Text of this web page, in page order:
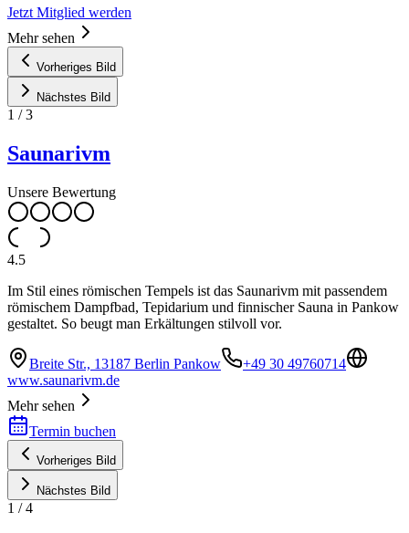
Jetzt Mitglied werden
Mehr sehen
Vorheriges Bild
Nächstes Bild
1 /3
Saunarivm
Unsere Bewertung
4.5
Im Stil eines römischen Tempels ist das Saunarivm mit passendem
römischem Dampfbad, Tepidarium und finnischer Sauna in Pankow
gestaltet. So beugt man Erkältungen stilvoll vor.
Breite Str., 13187 Berlin Pankow
+49 30 49760714
www.saunarivm.de
Mehr sehen
Termin buchen
Vorheriges Bild
Nächstes Bild
1 /4